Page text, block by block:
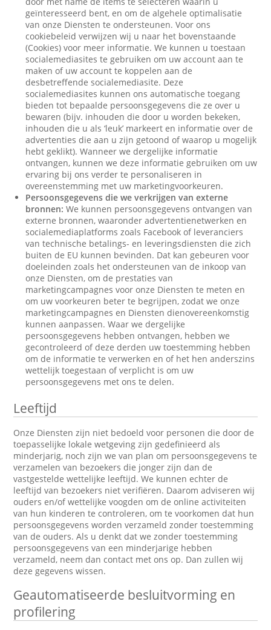
geïnteresseerd bent, en om de algehele optimalisatie
van onze Diensten te ondersteunen. Voor ons
cookiebeleid verwijzen wij u naar het bovenstaande
(Cookies) voor meer informatie. We kunnen u toestaan
socialemediasites te gebruiken om uw account aan te
maken of uw account te koppelen aan de
desbetreffende socialemediasite. Deze
socialemediasites kunnen ons automatische toegang
bieden tot bepaalde persoonsgegevens die ze over u
bewaren (bijv. inhouden die door u worden bekeken,
inhouden die u als ‘leuk’ markeert en informatie over de
advertenties die aan u zijn getoond of waarop u mogelijk
hebt geklikt). Wanneer we dergelijke informatie
ontvangen, kunnen we deze informatie gebruiken om uw
ervaring bij ons verder te personaliseren in
overeenstemming met uw marketingvoorkeuren.
Persoonsgegevens die we verkrijgen van externe
bronnen: We kunnen persoonsgegevens ontvangen van
externe bronnen, waaronder advertentienetwerken en
socialemediaplatforms zoals Facebook of leveranciers
van technische betalings- en leveringsdiensten die zich
buiten de EU kunnen bevinden. Dat kan gebeuren voor
doeleinden zoals het ondersteunen van de inkoop van
onze Diensten, om de prestaties van
marketingcampagnes voor onze Diensten te meten en
om uw voorkeuren beter te begrijpen, zodat we onze
marketingcampagnes en Diensten dienovereenkomstig
kunnen aanpassen. Waar we dergelijke
persoonsgegevens hebben ontvangen, hebben we
gecontroleerd of deze derden uw toestemming hebben
om de informatie te verwerken en of het hen anderszins
wettelijk toegestaan of verplicht is om uw
persoonsgegevens met ons te delen.
Leeftijd
Onze Diensten zijn niet bedoeld voor personen die door de
toepasselijke lokale wetgeving zijn gedefinieerd als
minderjarig, noch zijn we van plan om persoonsgegevens te
verzamelen van bezoekers die jonger zijn dan de
vastgestelde wettelijke leeftijd. We kunnen echter de
leeftijd van bezoekers niet verifiëren. Daarom adviseren wij
ouders en/of wettelijke voogden om de online activiteiten
van hun kinderen te controleren, om te voorkomen dat hun
persoonsgegevens worden verzameld zonder toestemming
van de ouders. Als u denkt dat we zonder toestemming
persoonsgegevens van een minderjarige hebben
verzameld, neem dan contact met ons op. Dan zullen wij
deze gegevens wissen.
Geautomatiseerde besluitvorming en
profilering